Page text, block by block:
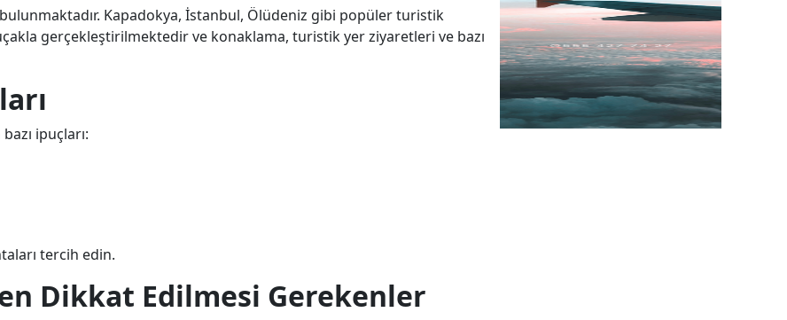
Kapadokya, İstanbul, Ölüdeniz gibi popüler turistik
gerçekleştirilmektedir ve konaklama, turistik yer ziyaretleri ve bazı
ipuçları:
tercih edin.
Dikkat Edilmesi Gerekenler